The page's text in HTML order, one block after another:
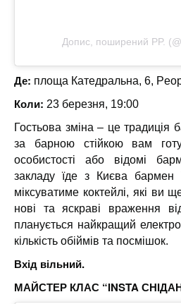
Допис, поширений PP.
Де: площа Катедральна, 6,
Коли: 23 березня, 19:00
Гостьова зміна – це традиція
за барною стійкою вам
особистості або відомі
закладу їде з Києва
міксуватиме коктейлі, які ви
нові та яскраві враження
планується найкращий
кількість обіймів та посмішок.
Вхід вільний.
МАЙСТЕР КЛАС “INSTA